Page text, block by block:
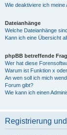
Wie deaktiviere ich meine
Dateianhänge
Welche Dateianhänge
Kann ich eine Übersicht
phpBB betreffende
Wer hat diese
Warum ist Funktion x
An wen soll ich mich
Forum gibt?
Wie kann ich einen
Registrierung